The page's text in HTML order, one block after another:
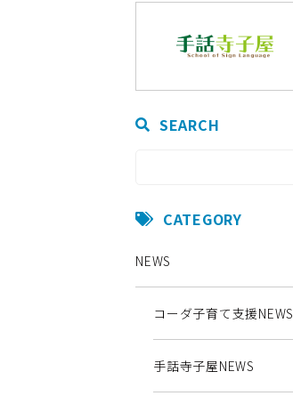
SEARCH
CATEGORY
NEWS
コーダ子育て支援NEWS
手話寺子屋NEWS